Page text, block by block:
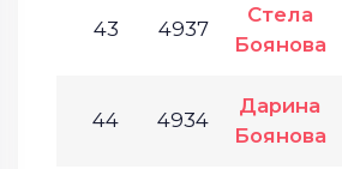
43 4937
Стела
Боянова
44 4934
Дарина
Боянова